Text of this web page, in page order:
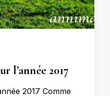
l’année 2017
2017 Comme